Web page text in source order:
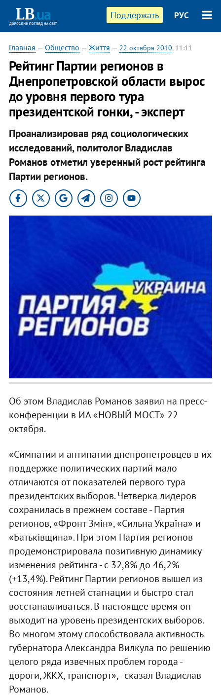
Поддержать РУС
Главная — Общество — Життя — 22 октября 2010, 11:11
Рейтинг Партии регионов в
Днепропетровской области вырос
до уровня первого тура
президентской гонки, - эксперт
Проанализировав ряд социологических
исследований, политолог Владислав
Романов отметил уверенный рост рейтинга
Партии регионов.​
Об этом Владислав Романов заявил на пресс-
конференции в ИА «НОВЫЙ МОСТ» 22
октября.
«Симпатии и антипатии днепропетровцев в их
поддержке политических партий мало
отличаются от показателей первого тура
президентских выборов. Четверка лидеров
сохранилась в прежнем составе - Партия
регионов, «Фронт Змін», «Сильна Україна» и
«Батьківщина». При этом Партия регионов
продемонстрировала позитивную динамику
изменения рейтинга - с 32,8% до 46,2%
(+13,4%). Рейтинг Партии регионов вышел из
состояния летней стагнации и быстро стал
восстанавливаться. В настоящее время он
выходит на уровень президентских выборов.
Во многом этому способствовала активность
губернатора Александра Вилкула по решению
целого ряда извечных проблем города -
дороги, ЖКХ, транспорт», - сказал Владислав
Романов.